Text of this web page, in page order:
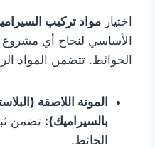
اختيار مواد تركيب
الأساسي لنجاح أي مشروع
الحوائط. تتضمن المواد
المونة اللاصقة
بالسيراميك): تضمن
الحائط.